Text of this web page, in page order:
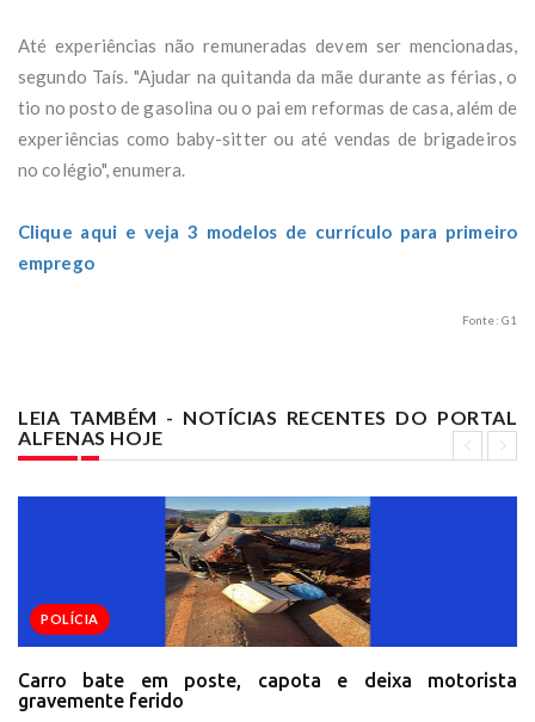
Até experiências não remuneradas devem ser mencionadas,
segundo Taís. "Ajudar na quitanda da mãe durante as férias, o
tio no posto de gasolina ou o pai em reformas de casa, além de
experiências como baby-sitter ou até vendas de brigadeiros
no colégio", enumera.
Clique aqui e veja 3 modelos de currículo para primeiro
emprego
Fonte: G1
LEIA TAMBÉM - NOTÍCIAS RECENTES DO PORTAL
ALFENAS HOJE
POLÍCIA
Carro bate em poste, capota e deixa motorista
gravemente ferido